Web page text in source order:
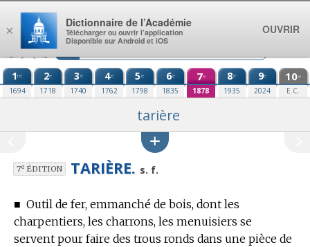
Aller au contenu
1re
1694
2e
1718
3e
1740
4e
1762
5e
1798
6e
1835
7e
1878
8e
1935
9e
2024
10e
E.C.
tarière
7eÉDITION TARIÈRE. s. f.
■ Outil de fer, emmanché de bois, dont les
charpentiers, les charrons, les menuisiers se
servent pour faire des trous ronds dans une pièce de
×
Dictionnaire de l’Académie
Télécharger ou ouvrir l’application
Disponible sur Android et iOS
OUVRIR